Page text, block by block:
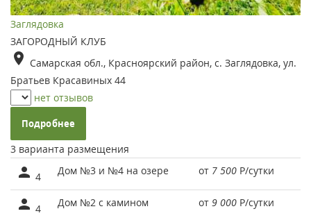
Заглядовка
ЗАГОРОДНЫЙ КЛУБ
Самарская обл., Красноярский район, с. Заглядовка, ул.
Братьев Красавиных 44
нет отзывов
Подробнее
3 варианта размещения
4 Дом №3 и №4 на озере от 7 500 Р/сутки
4 Дом №2 с камином от 9 000 Р/сутки